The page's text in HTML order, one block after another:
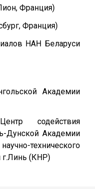
Франция)
Франция)
НАН Беларуси
Академии
содействия
Дунской Академии
технического
г.Линь (КНР)